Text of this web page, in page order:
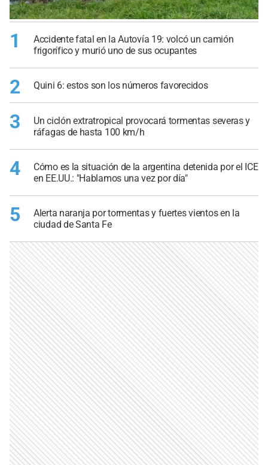
1
Accidente fatal en la Autovía 19: volcó un camión
frigorífico y murió uno de sus ocupantes
2 Quini 6: estos son los números favorecidos
3
Un ciclón extratropical provocará tormentas severas y
ráfagas de hasta 100 km/h
4
Cómo es la situación de la argentina detenida por el ICE
en EE.UU.: "Hablamos una vez por día"
5
Alerta naranja por tormentas y fuertes vientos en la
ciudad de Santa Fe